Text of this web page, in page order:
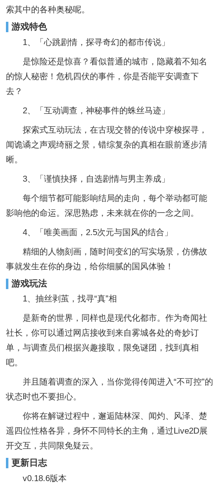
索其中的各种奥秘呢。
游戏特色
1、「心跳剧情，探寻奇幻的都市传说」
是惊险还是惊喜？看似普通的城市，隐藏着不知名
的惊人秘密！危机四伏的事件，你是否能平安调查下
去？
2、「互动调查，神秘事件的蛛丝马迹」
探索式互动玩法，在古现交替的传说中穿梭探寻，
闻诡谲之声观绮丽之景，错综复杂的真相在眼前逐步清
晰。
3、「谨慎抉择，自选剧情与男主养成」
每个细节都可能影响结局的走向，每个举动都可能
影响他的命运。深思熟虑，未来就在你的一念之间。
4、「唯美画面，2.5次元与国风的结合」
精细的人物刻画，随时间变幻的写实场景，仿佛故
事就发生在你的身边，给你细腻的国风体验！
游戏玩法
1、抽丝剥茧，找寻“真”相
是新奇的世界，同样也是现代化都市。作为奇闻社
社长，你可以通过网店接收到来自雾城各处的奇妙订
单，与调查员们根据兴趣接取，限免谜团，找到真相
吧。
并且随着调查的深入，当你觉得传闻进入“不可控”的
状态时也不要担心。
你将在解谜过程中，邂逅陆林深、闻灼、风泽、楚
遥四位性格各异，身怀不同特长的主角，通过Live2D展
开交互，共同限免疑云。
更新日志
v0.18.6版本